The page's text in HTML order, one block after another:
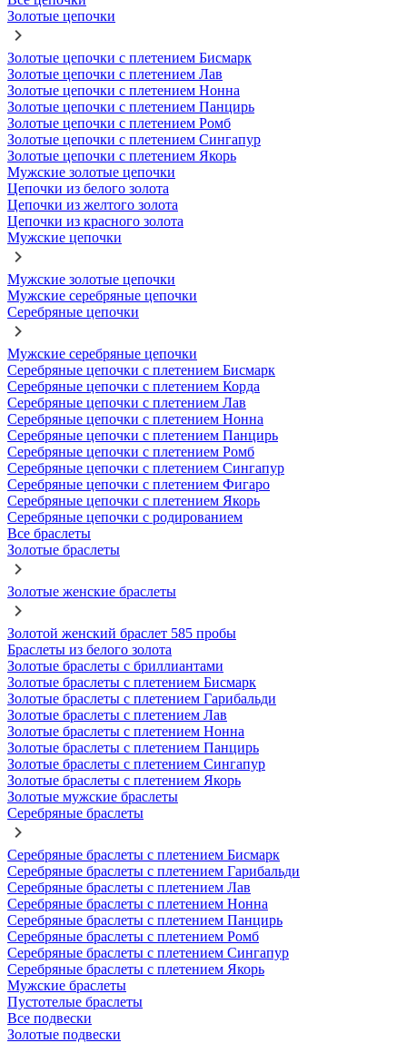
Золотые цепочки
Золотые цепочки с плетением Бисмарк
Золотые цепочки с плетением Лав
Золотые цепочки с плетением Нонна
Золотые цепочки с плетением Панцирь
Золотые цепочки с плетением Ромб
Золотые цепочки с плетением Сингапур
Золотые цепочки с плетением Якорь
Мужские золотые цепочки
Цепочки из белого золота
Цепочки из желтого золота
Цепочки из красного золота
Мужские цепочки
Мужские золотые цепочки
Мужские серебряные цепочки
Серебряные цепочки
Мужские серебряные цепочки
Серебряные цепочки с плетением Бисмарк
Серебряные цепочки с плетением Корда
Серебряные цепочки с плетением Лав
Серебряные цепочки с плетением Нонна
Серебряные цепочки с плетением Панцирь
Серебряные цепочки с плетением Ромб
Серебряные цепочки с плетением Сингапур
Серебряные цепочки с плетением Фигаро
Серебряные цепочки с плетением Якорь
Серебряные цепочки с родированием
Все браслеты
Золотые браслеты
Золотые женские браслеты
Золотой женский браслет 585 пробы
Браслеты из белого золота
Золотые браслеты с бриллиантами
Золотые браслеты с плетением Бисмарк
Золотые браслеты с плетением Гарибальди
Золотые браслеты с плетением Лав
Золотые браслеты с плетением Нонна
Золотые браслеты с плетением Панцирь
Золотые браслеты с плетением Сингапур
Золотые браслеты с плетением Якорь
Золотые мужские браслеты
Серебряные браслеты
Серебряные браслеты с плетением Бисмарк
Серебряные браслеты с плетением Гарибальди
Серебряные браслеты с плетением Лав
Серебряные браслеты с плетением Нонна
Серебряные браслеты с плетением Панцирь
Серебряные браслеты с плетением Ромб
Серебряные браслеты с плетением Сингапур
Серебряные браслеты с плетением Якорь
Мужские браслеты
Пустотелые браслеты
Все подвески
Золотые подвески